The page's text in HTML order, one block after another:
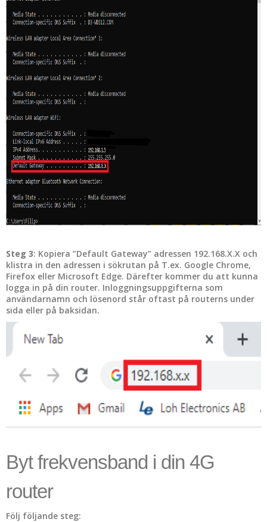
Steg 3: Kopiera ”Default Gateway” adressen 192.168.X.X och
klistra in den adressen i sökrutan på T.ex. Google Chrome,
Firefox eller Microsoft Edge. Därefter kommer du att kunna
logga in på din router. Inloggningsuppgifterna som
användarnamn och lösenord står oftast på routerns under
sida eller på baksidan.
Byt frekvensband i din 4G
router
Följ följande steg: